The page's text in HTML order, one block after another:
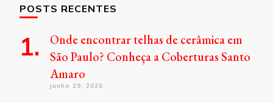
POSTS RECENTES
Onde encontrar telhas de cerâmica em
São Paulo? Conheça a Coberturas Santo
Amaro
junho 29, 2026